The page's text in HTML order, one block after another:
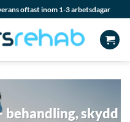
oftast inom 1-3 arbetsdagar
behandling, skydd